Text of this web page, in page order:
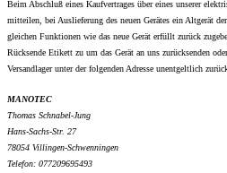
Beim Abschluß eines Kaufvertrages über eines unserer
mitteilen, bei Auslieferung des neuen Gerätes ein Altgerät
gleichen Funktionen wie das neue Gerät erfüllt zurück
Rücksende Etikett zu um das Gerät an uns zurücksenden
Versandlager unter der folgenden Adresse unentgeltlich
MANOTEC
Thomas Schnabel-Jung
Hans-Sachs-Str. 27
78054 Villingen-Schwenningen
Telefon: 077209695493